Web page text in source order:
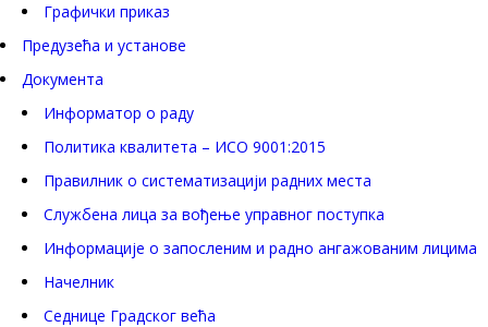
Графички приказ
Предузећа и установе
Документа
Информатор о раду
Политика квалитета – ИСО 9001:2015
Правилник о систематизацији радних места
Службена лица за вођење управног поступка
Информације о запосленим и радно ангажованим лицима
Начелник
Седнице Градског већа